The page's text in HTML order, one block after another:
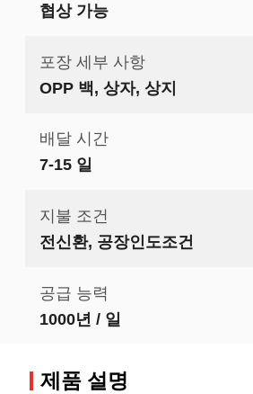
협상 가능
포장 세부 사항
OPP 백, 상자, 상지
배달 시간
7-15 일
지불 조건
전신환, 공장인도조건
공급 능력
1000년 / 일
제품 설명